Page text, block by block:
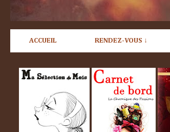
ACCUEIL RENDEZ-VOUS ↓